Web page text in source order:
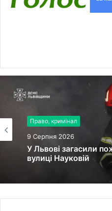
Право, кримінал
9 Серпня 2026
У Львові загасили
вулиці Науковій